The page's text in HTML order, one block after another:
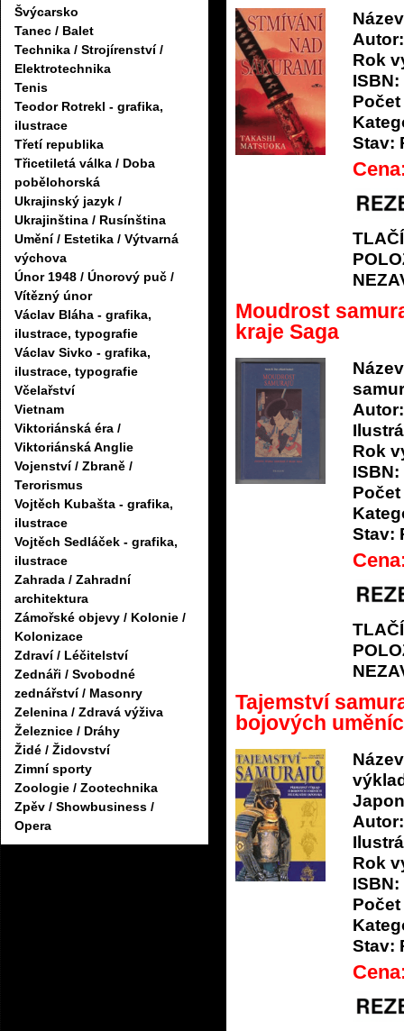
Švýcarsko
Tanec / Balet
Technika / Strojírenství /
Elektrotechnika
Tenis
Teodor Rotrekl - grafika,
ilustrace
Třetí republika
Třicetiletá válka / Doba
pobělohorská
Ukrajinský jazyk /
Ukrajinština / Rusínština
Umění / Estetika / Výtvarná
výchova
Únor 1948 / Únorový puč /
Vítězný únor
Václav Bláha - grafika,
ilustrace, typografie
Václav Sivko - grafika,
ilustrace, typografie
Včelařství
Vietnam
Viktoriánská éra /
Viktoriánská Anglie
Vojenství / Zbraně /
Terorismus
Vojtěch Kubašta - grafika,
ilustrace
Vojtěch Sedláček - grafika,
ilustrace
Zahrada / Zahradní
architektura
Zámořské objevy / Kolonie /
Kolonizace
Zdraví / Léčitelství
Zednáři / Svobodné
zednářství / Masonry
Zelenina / Zdravá výživa
Železnice / Dráhy
Židé / Židovství
Zimní sporty
Zoologie / Zootechnika
Zpěv / Showbusiness /
Opera
Autor:
Rok
ISBN:
Stav:
Moudrost
kraje Saga
Autor:
Rok
ISBN:
Stav:
Tajemství
bojových
Autor:
Rok
ISBN:
Stav: